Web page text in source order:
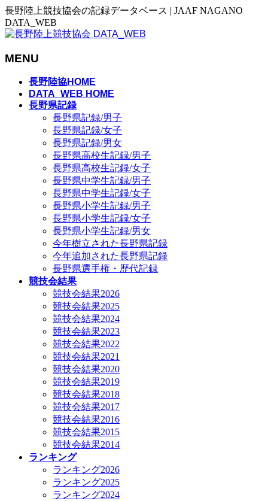
長野陸上競技協会の記録データベース | JAAF NAGANO
DATA_WEB
MENU
長野陸協HOME
DATA_WEB HOME
長野県記録
長野県記録/男子
長野県記録/女子
長野県記録/男女
長野県高校生記録/男子
長野県高校生記録/女子
長野県中学生記録/男子
長野県中学生記録/女子
長野県小学生記録/男子
長野県小学生記録/女子
長野県小学生記録/男女
今年樹立された長野県記録
今年追加された長野県記録
長野県選手権・歴代記録
競技会結果
競技会結果2026
競技会結果2025
競技会結果2024
競技会結果2023
競技会結果2022
競技会結果2021
競技会結果2020
競技会結果2019
競技会結果2018
競技会結果2017
競技会結果2016
競技会結果2015
競技会結果2014
ランキング
ランキング2026
ランキング2025
ランキング2024